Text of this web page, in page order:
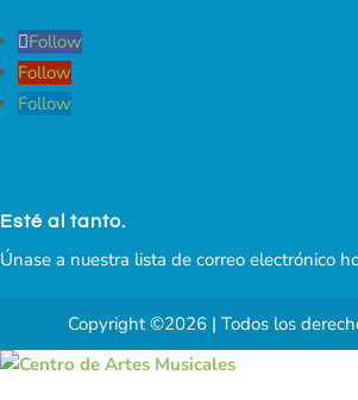
Follow
Follow
Follow
Esté al tanto.
Únase a nuestra lista de correo electrónico
Copyright ©2026 | Todos los